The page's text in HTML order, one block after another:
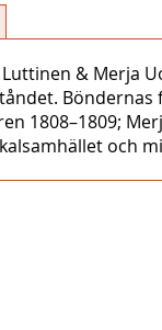
& Merja
1808–1809;
och